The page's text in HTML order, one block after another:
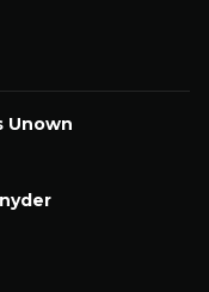
Unown